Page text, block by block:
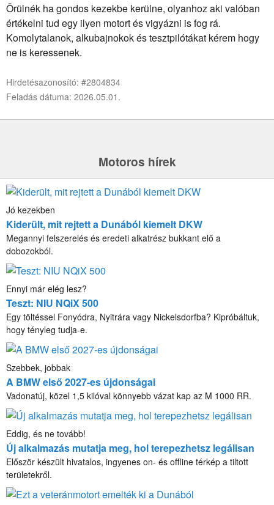
Örülnék ha gondos kezekbe kerülne, olyanhoz aki valóban
értékelni tud egy ilyen motort és vigyázni is fog rá.
Komolytalanok, alkubajnokok és tesztpilótákat kérem hogy
ne is keressenek.
Hirdetésazonosító: #2804834
Feladás dátuma: 2026.05.01.
Motoros hírek
Jó kezekben
Kiderült, mit rejtett a Dunából kiemelt DKW
Megannyi felszerelés és eredeti alkatrész bukkant elő a
dobozokból.
Ennyi már elég lesz?
Teszt: NIU NQiX 500
Egy töltéssel Fonyódra, Nyitrára vagy Nickelsdorfba? Kipróbáltuk,
hogy tényleg tudja-e.
Szebbek, jobbak
A BMW első 2027-es újdonságai
Vadonatúj, közel 1,5 kilóval könnyebb vázat kap az M 1000 RR.
Eddig, és ne tovább!
Új alkalmazás mutatja meg, hol terepezhetsz legálisan
Először készült hivatalos, ingyenes on- és offline térkép a tiltott
területekről.